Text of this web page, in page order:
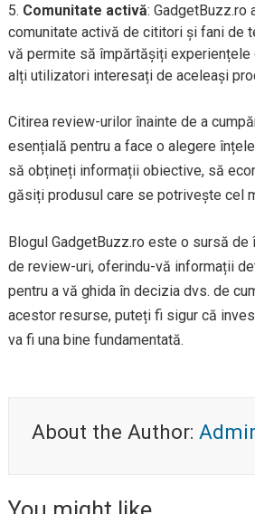
Comunitate activă: GadgetBuzz.ro
comunitate activă de cititori și fani de
vă permite să împărtășiți
alți utilizatori interesați de aceleași
Citirea review-urilor înainte de a
esențială pentru a face o alegere
să obțineți informații obiective, să
găsiți produsul care se potrivește cel
Blogul GadgetBuzz.ro este o sursă
de review-uri, oferindu-vă informații
pentru a vă ghida în decizia dvs. de
acestor resurse, puteți fi sigur că
va fi una bine fundamentată.
About the Author: